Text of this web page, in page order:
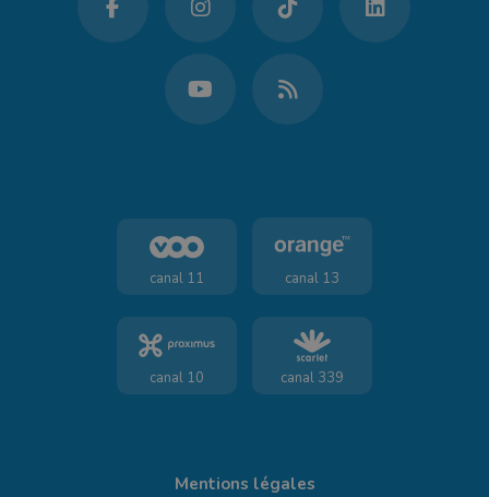
canal 11 canal 13
canal 10 canal 339
Mentions légales